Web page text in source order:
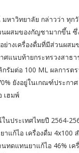
หาวิทยาลัย กล่าวว่า ทุ
วนผสมของกัญชามากขึ้
ย่างเครื่องดื่มที่มีส่วนผส
ศแนบท้ายกระทรวงสาธ
มต่อ 100 ML ผลการตร
ยังอยู่ในเกณฑ์ประกา
เฮมพ์
นประเทศไทยปี 2564-
ก้ไอ เครื่องดื่ม 4x100
ดแทนยาแก้ไอ 46% เค